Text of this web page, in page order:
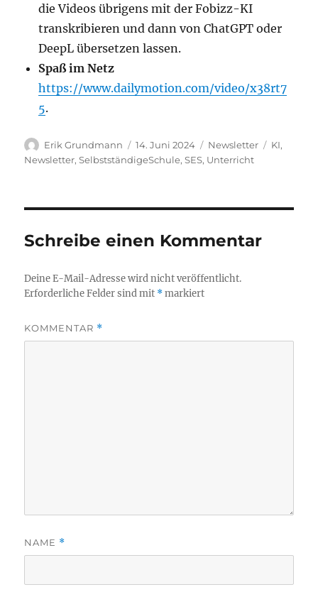
die Videos übrigens mit der Fobizz-KI
transkribieren und dann von ChatGPT oder
DeepL übersetzen lassen.
Spaß im Netz
https://www.dailymotion.com/video/x38rt7
5.
Autor
Erik Grundmann
Veröffentlicht
am
14. Juni 2024 Kategorien
Newsletter KI,
Newsletter,SelbstständigeSchule,SES, Unterricht
Schreibe einen Kommentar
Deine E-Mail-Adresse wird nicht veröffentlicht.
Erforderliche Felder sind mit *markiert
KOMMENTAR *
NAME *